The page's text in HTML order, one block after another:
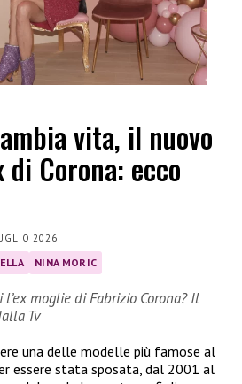
vita, il nuovo
di Corona: ecco
2026
NINA MORIC
moglie di Fabrizio Corona? Il
Tv
una delle modelle più famose al
essere stata sposata, dal 2001 al